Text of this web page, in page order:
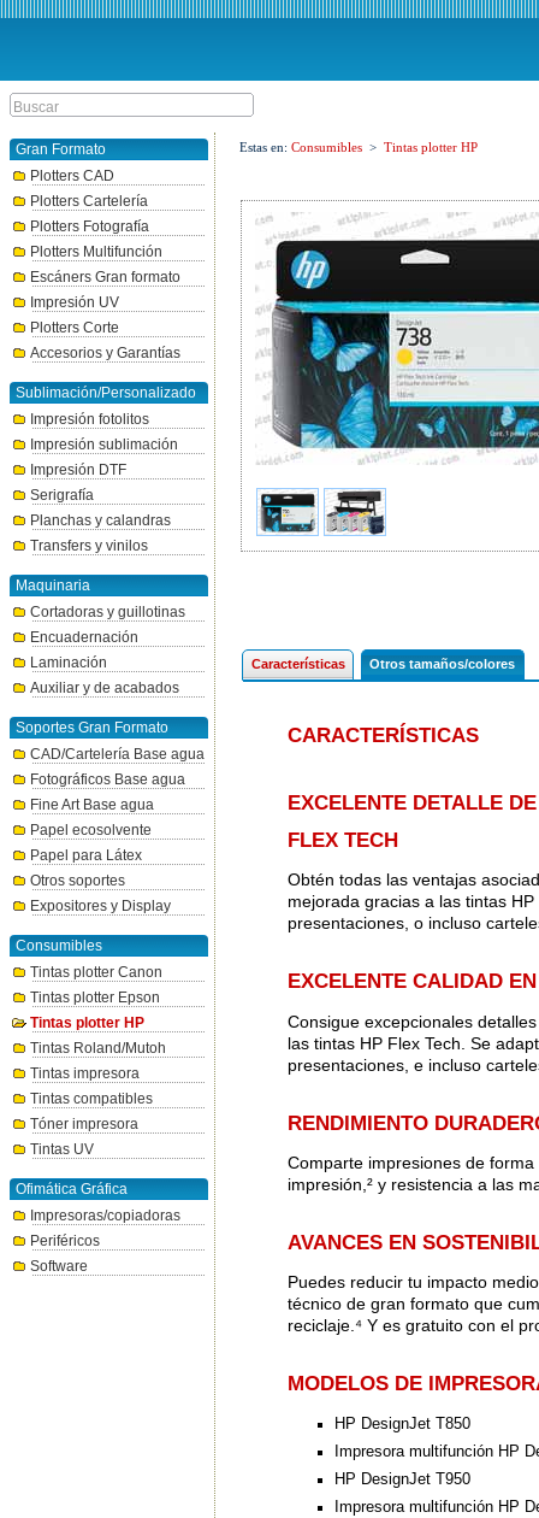
Gran Formato
Plotters CAD
Plotters Cartelería
Plotters Fotografía
Plotters Multifunción
Escáners Gran formato
Impresión UV
Plotters Corte
Accesorios y Garantías
Sublimación/Personalizado
Impresión fotolitos
Impresión sublimación
Impresión DTF
Serigrafía
Planchas y calandras
Transfers y vinilos
Maquinaria
Cortadoras y guillotinas
Encuadernación
Laminación
Auxiliar y de acabados
Soportes Gran Formato
CAD/Cartelería Base agua
Fotográficos Base agua
Fine Art Base agua
Papel ecosolvente
Papel para Látex
Otros soportes
Expositores y Display
Consumibles
Tintas plotter Canon
Tintas plotter Epson
Tintas plotter HP
Tintas Roland/Mutoh
Tintas impresora
Tintas compatibles
Tóner impresora
Tintas UV
Ofimática Gráfica
Impresoras/copiadoras
Periféricos
Software
Estas en: Consumibles > Tintas plotter HP
Características Otros tamaños/colores
CARACTERÍSTICAS
EXCELENTE DETALLE
FLEX TECH
Obtén todas las ventajas
mejorada gracias a las tintas
presentaciones, o incluso
EXCELENTE CALIDAD
Consigue excepcionales
las tintas HP Flex Tech. Se
presentaciones, e incluso
RENDIMIENTO
Comparte impresiones de
impresión,² y resistencia a las
AVANCES EN
Puedes reducir tu impacto
técnico de gran formato que
reciclaje.⁴ Y es gratuito con el
MODELOS DE
HP DesignJet T850
Impresora multifunción HP
HP DesignJet T950
Impresora multifunción HP